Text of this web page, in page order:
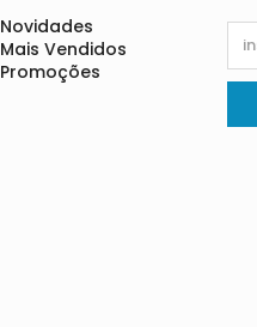
Novidades
Mais Vendidos
Promoções